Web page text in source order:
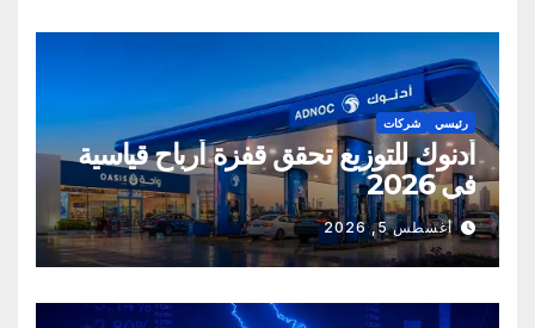
رئيسي شركات
أدنوك للتوزيع تحقق قفزة أرباح قياسية
في 2026
أغسطس 5, 2026